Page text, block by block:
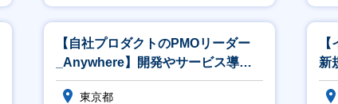
【自社プロダクトのPMOリーダー
_Anywhere】開発やサービス導入
プロジェクト
東京都
新
（